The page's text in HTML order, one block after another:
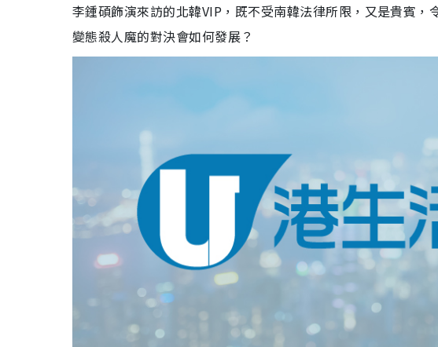
李鍾碩飾演來訪的北韓VIP，既不受南韓法律所限，又是貴賓
變態殺人魔的對決會如何發展？